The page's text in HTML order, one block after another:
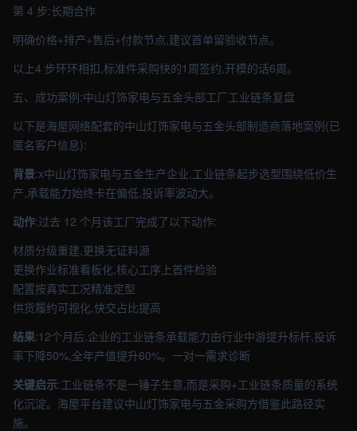
第 4 步:长期合作
明确价格+排产+售后+付款节点,建议首单留验收节点。
以上4 步环环相扣,标准件采购快的1周签约,开模的话6周。
五、成功案例:中山灯饰家电与五金头部工厂工业链条复盘
以下是海屋网络配套的中山灯饰家电与五金头部制造商落地案例(已
匿名客户信息):
背景:x中山灯饰家电与五金生产企业,工业链条起步选型围绕低价生
产,承载能力始终卡在偏低,投诉率波动大。
动作:过去 12 个月该工厂完成了以下动作:
材质分级重建,更换无证料源
更换作业标准看板化,核心工序上首件检验
配置按真实工况精准定型
供货履约可视化,快交占比提高
结果:12个月后,企业的工业链条承载能力由行业中游提升标杆,投诉
率下降50%,全年产值提升60%。一对一需求诊断
关键启示:工业链条不是一锤子生意,而是采购+工业链条质量的系统
化沉淀。海屋平台建议中山灯饰家电与五金采购方借鉴此路径实
施。